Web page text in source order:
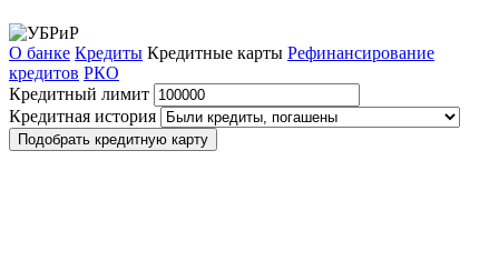
О банке Кредиты Кредитные карты Рефинансирование
кредитов РКО
Кредитный лимит
Кредитная история
Подобрать кредитную карту